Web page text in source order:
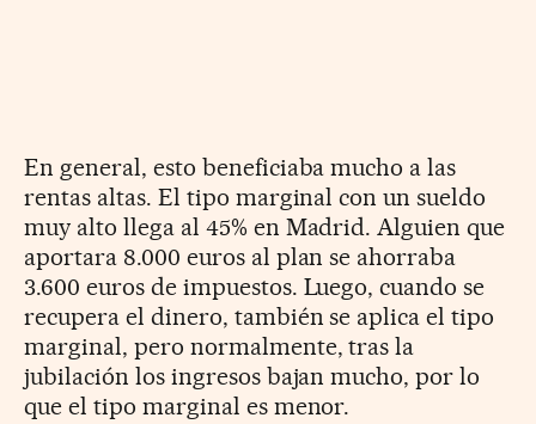
En general, esto beneficiaba mucho a las
rentas altas. El tipo marginal con un sueldo
muy alto llega al 45% en Madrid. Alguien que
aportara 8.000 euros al plan se ahorraba
3.600 euros de impuestos. Luego, cuando se
recupera el dinero, también se aplica el tipo
marginal, pero normalmente, tras la
jubilación los ingresos bajan mucho, por lo
que el tipo marginal es menor.